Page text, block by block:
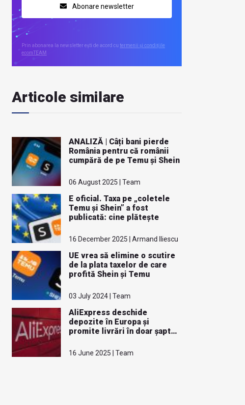
Abonare newsletter
Prin abonarea la newsletter ești de acord cu termenii și condițiile
ecomTEAM
Articole similare
ANALIZĂ | Câți bani pierde
România pentru că românii
cumpără de pe Temu și Shein
06 August 2025 | Team
E oficial. Taxa pe „coletele
Temu și Shein” a fost
publicată: cine plătește
16 December 2025 | Armand Iliescu
UE vrea să elimine o scutire
de la plata taxelor de care
profită Shein și Temu
03 July 2024 | Team
AliExpress deschide
depozite în Europa și
promite livrări în doar șapte
16 June 2025 | Team